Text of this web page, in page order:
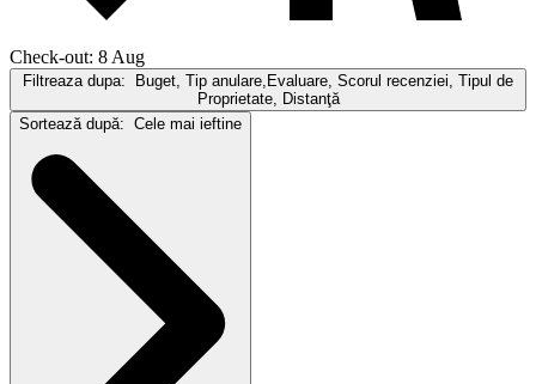
Check-out: 8 Aug
Filtreaza dupa:
Buget, Tip anulare,Evaluare, Scorul recenziei, Tipul de
Proprietate, Distanţă
Sortează după: Cele mai ieftine